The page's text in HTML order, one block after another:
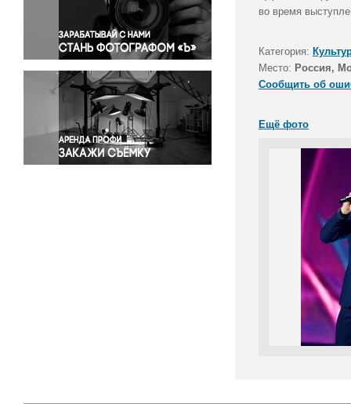
Правосудие
Происшествия и конфликты
Религия
Светская жизнь
Спорт
Экология
Экономика и бизнес
во время
Категория:
Место: Россия,
Сообщить об
Ещё фото